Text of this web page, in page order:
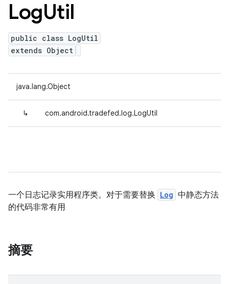
LogUtil
public class LogUtil
extends Object
java.lang.Object
↳ com.android.tradefed.log.LogUtil
一个日志记录实用程序类。对于需要替换 Log 中静态方法
的代码非常有用
摘要